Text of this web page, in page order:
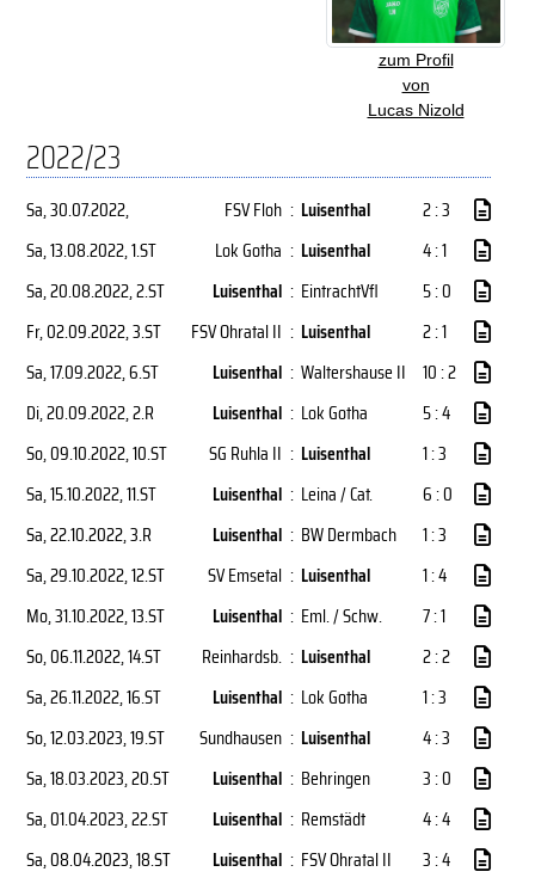
zum Profil
von
Lucas Nizold
2022/23
Sa, 30.07.2022, FSV Floh : Luisenthal
2 : 3
Sa, 13.08.2022, 1.ST Lok Gotha : Luisenthal
4 : 1
Sa, 20.08.2022, 2.ST Luisenthal : EintrachtVfl
5 : 0
Fr, 02.09.2022, 3.ST FSV Ohratal II : Luisenthal
2 : 1
Sa, 17.09.2022, 6.ST Luisenthal : Waltershause II 10 : 2
Di, 20.09.2022, 2.R Luisenthal : Lok Gotha
5 : 4
So, 09.10.2022, 10.ST SG Ruhla II : Luisenthal
1 : 3
Sa, 15.10.2022, 11.ST Luisenthal : Leina / Cat.
6 : 0
Sa, 22.10.2022, 3.R Luisenthal : BW Dermbach
1 : 3
Sa, 29.10.2022, 12.ST SV Emsetal : Luisenthal
1 : 4
Mo, 31.10.2022, 13.ST Luisenthal : Eml. / Schw.
7 : 1
So, 06.11.2022, 14.ST Reinhardsb. : Luisenthal
2 : 2
Sa, 26.11.2022, 16.ST Luisenthal : Lok Gotha
1 : 3
So, 12.03.2023, 19.ST Sundhausen : Luisenthal
4 : 3
Sa, 18.03.2023, 20.ST Luisenthal : Behringen
3 : 0
Sa, 01.04.2023, 22.ST Luisenthal : Remstädt
4 : 4
Sa, 08.04.2023, 18.ST Luisenthal : FSV Ohratal II
3 : 4